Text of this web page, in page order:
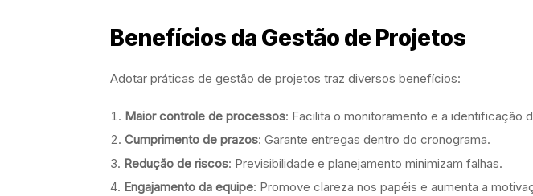
Benefícios da Gestão de Projetos
Adotar práticas de gestão de projetos traz diversos benefícios:
Maior controle de processos: Facilita o monitoramento e a identificação
Cumprimento de prazos: Garante entregas dentro do cronograma.
Redução de riscos: Previsibilidade e planejamento minimizam falhas.
Engajamento da equipe: Promove clareza nos papéis e aumenta a